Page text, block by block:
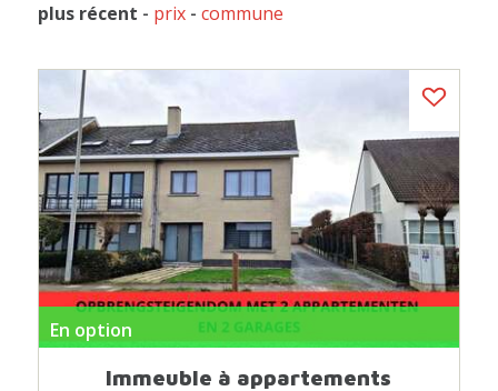
plus récent - prix- commune
En option
Immeuble à appartements